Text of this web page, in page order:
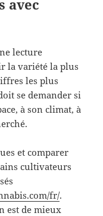
avec
lecture
la variété la plus
les plus
se demander si
à son climat, à
et comparer
cultivateurs
fr/.
est de mieux